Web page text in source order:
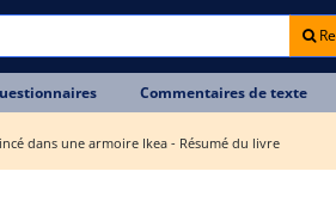
Commentaires de texte
dans une armoire Ikea - Résumé du livre